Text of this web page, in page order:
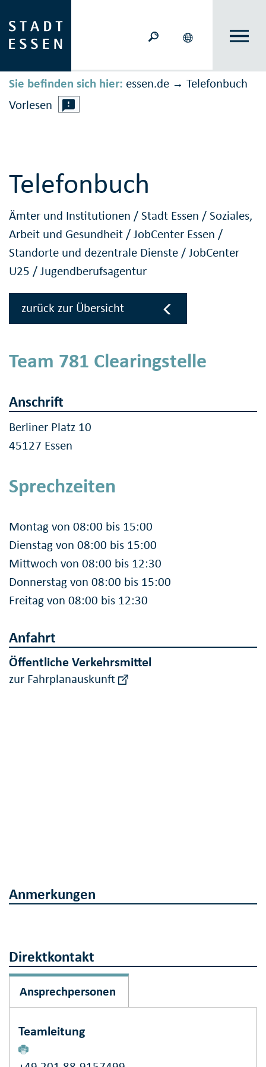
Sie befinden sich hier: essen.de → Telefonbuch
Vorlesen
Telefonbuch
Ämter und Institutionen /Stadt Essen /Soziales,
Arbeit und Gesundheit /JobCenter Essen /
Standorte und dezentrale Dienste /JobCenter
U25 / Jugendberufsagentur
zurück zur Übersicht
Team 781 Clearingstelle
Anschrift
Berliner Platz 10
45127 Essen
Sprechzeiten
Montag von 08:00 bis 15:00
Dienstag von 08:00 bis 15:00
Mittwoch von 08:00 bis 12:30
Donnerstag von 08:00 bis 15:00
Freitag von 08:00 bis 12:30
Anfahrt
Öffentliche Verkehrsmittel
zur Fahrplanauskunft
Anmerkungen
Direktkontakt
Ansprechpersonen
Teamleitung